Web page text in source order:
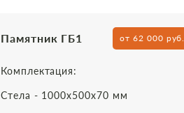
Памятник ГБ1 от 62 000 руб.
Комплектация:
Стела - 1000х500х70 мм